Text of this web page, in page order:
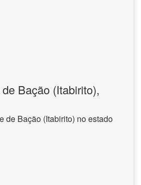
Bação (Itabirito),
de Bação (Itabirito) no estado